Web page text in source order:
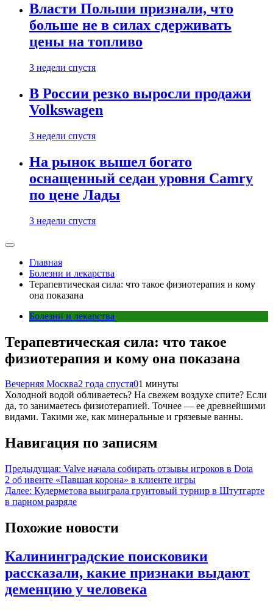
Власти Польши признали, что
больше не в силах сдерживать
цены на топливо
3 недели спустя
В России резко выросли продажи
Volkswagen
3 недели спустя
На рынок вышел богато
оснащенный седан уровня Camry
по цене Лады
3 недели спустя
Главная
Болезни и лекарства
Терапевтическая сила: что такое физиотерапия и кому
она показана
Болезни и лекарства
Терапевтическая сила: что такое
физиотерапия и кому она показана
Вечерняя Москва2 года спустя01 минуты
Холодной водой обливаетесь? На свежем воздухе спите? Если
да, то занимаетесь физиотерапией. Точнее — ее древнейшими
видами. Такими же, как минеральные и грязевые ванны.
Навигация по записям
Предыдущая: Valve начала собирать отзывы игроков в Dota
2 об ивенте «Павшая корона» в клиенте игры
Далее: Кудерметова выиграла грунтовый турнир в Штутгарте
в парном разряде
Похожие новости
Калининградские поисковики
рассказали, какие признаки выдают
деменцию у человека